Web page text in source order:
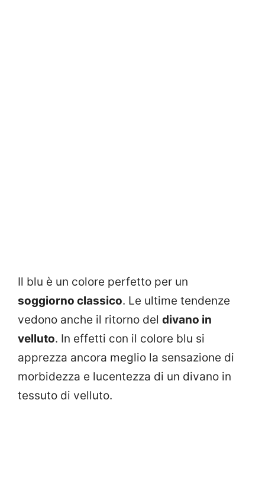
Il blu è un colore perfetto per un
soggiorno classico. Le ultime tendenze
vedono anche il ritorno del divano in
velluto. In effetti con il colore blu si
apprezza ancora meglio la sensazione di
morbidezza e lucentezza di un divano in
tessuto di velluto.